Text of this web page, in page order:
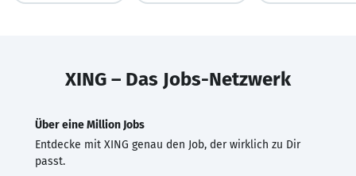
XING – Das Jobs-Netzwerk
Über eine Million Jobs
Entdecke mit XING genau den Job, der wirklich zu Dir
passt.